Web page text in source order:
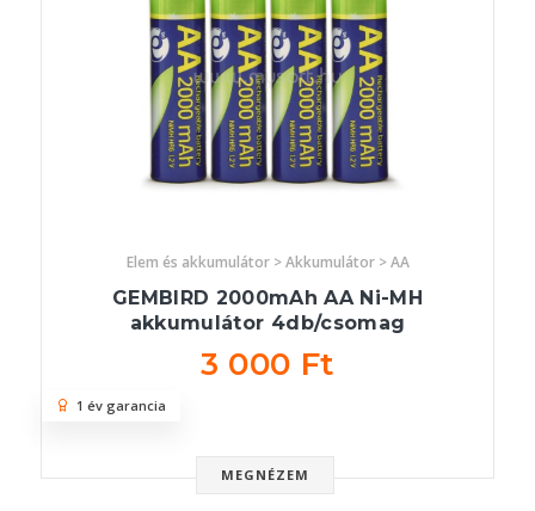
Elem és akkumulátor > Akkumulátor > AA
GEMBIRD 2000mAh AA Ni-MH
akkumulátor 4db/csomag
3 000 Ft
MEGNÉZEM
1 év garancia